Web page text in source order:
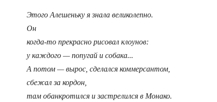
Этого Алешеньку я знала великолепно.
Он
когда-то прекрасно рисовал клоунов:
у каждого — попугай и собака...
А потом — вырос, сделался коммерсантом,
сбежал за кордон,
там обанкротился и застрелился в Монако.